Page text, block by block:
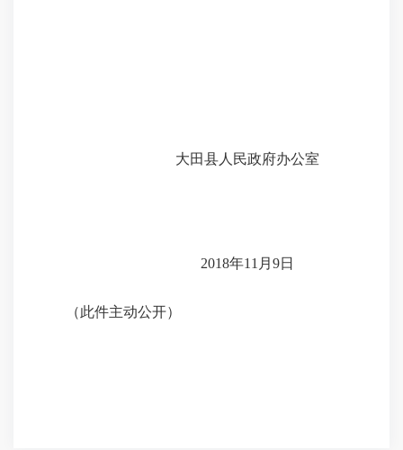
大田县人民政府办公室
2018年11月9日
（此件主动公开）